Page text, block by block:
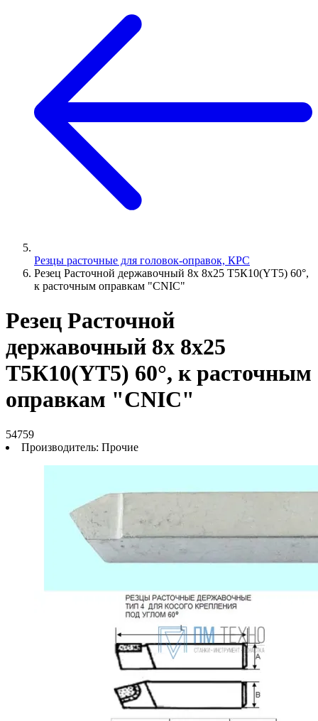
Резцы расточные для головок-оправок, КРС
Резец Расточной державочный 8х 8х25 Т5К10(YT5) 60°,
к расточным оправкам "CNIC"
Резец Расточной
державочный 8х 8х25
Т5К10(YT5) 60°, к расточным
оправкам "CNIC"
54759
Производитель: Прочие